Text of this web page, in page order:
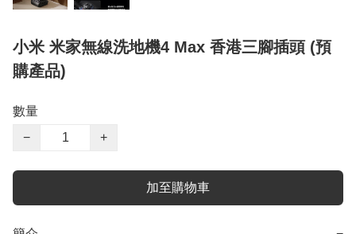
小米 米家無線洗地機4 Max 香港三腳插頭 (預
購產品)
數量
−
+
加至購物車